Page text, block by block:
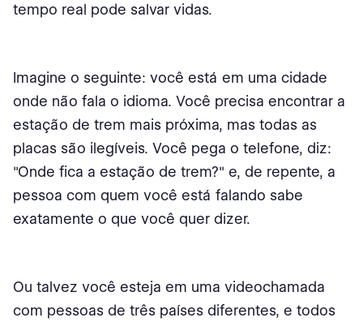
tempo real pode salvar vidas.
Imagine o seguinte: você está em uma cidade
onde não fala o idioma. Você precisa encontrar a
estação de trem mais próxima, mas todas as
placas são ilegíveis. Você pega o telefone, diz:
"Onde fica a estação de trem?" e, de repente, a
pessoa com quem você está falando sabe
exatamente o que você quer dizer.
Ou talvez você esteja em uma videochamada
com pessoas de três países diferentes, e todos